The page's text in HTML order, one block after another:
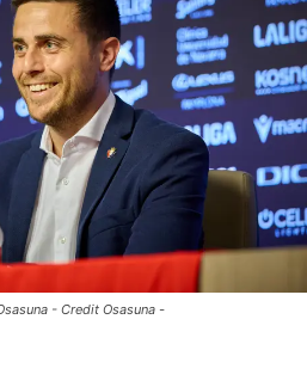
- Credit Osasuna -